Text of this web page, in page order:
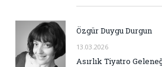
Özgür Duygu Durgun
13.03.2026
Asırlık Tiyatro